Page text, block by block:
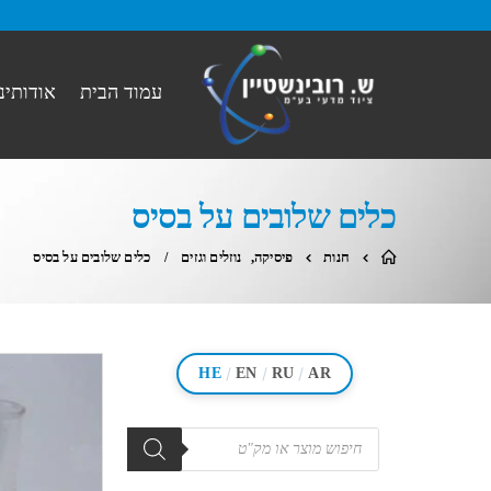
עמוד הבית
כלים שלובים על בסיס
חנות פיסיקה, נוזלים וגזים כלים שלובים על בסיס
HE / EN / RU / AR
מוצרים
search